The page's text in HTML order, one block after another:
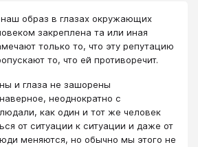
образ в глазах окружающих
закреплена та или иная
только то, что эту репутацию
то, что ей противоречит.
и глаза не зашорены
неоднократно с
как один и тот же человек
от ситуации к ситуации и даже от
меняются, но обычно мы этого не